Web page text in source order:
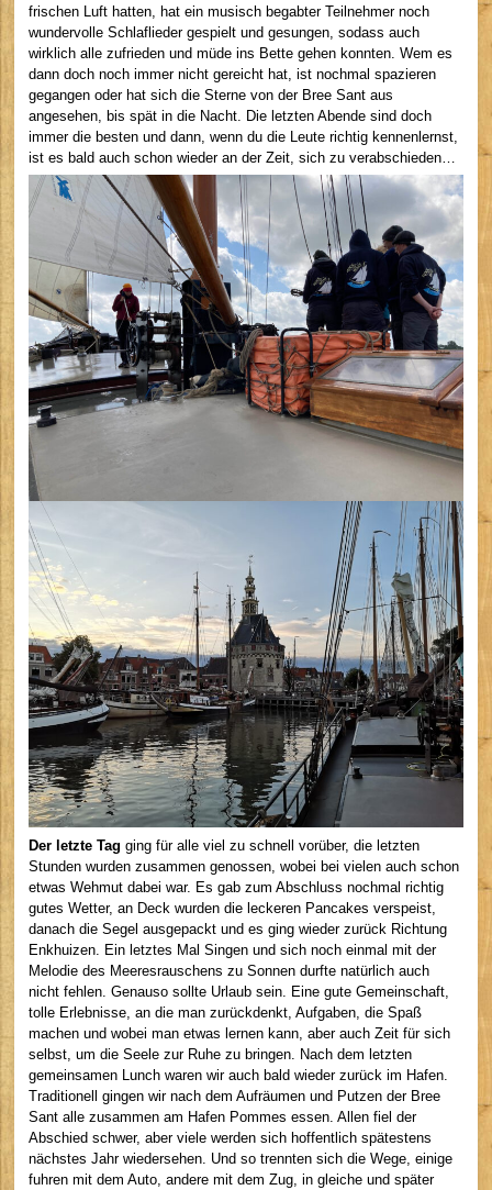
frischen Luft hatten, hat ein musisch begabter Teilnehmer noch
wundervolle Schlaflieder gespielt und gesungen, sodass auch
wirklich alle zufrieden und müde ins Bette gehen konnten. Wem es
dann doch noch immer nicht gereicht hat, ist nochmal spazieren
gegangen oder hat sich die Sterne von der Bree Sant aus
angesehen, bis spät in die Nacht. Die letzten Abende sind doch
immer die besten und dann, wenn du die Leute richtig kennenlernst,
ist es bald auch schon wieder an der Zeit, sich zu verabschieden…
Der letzte Tag ging für alle viel zu schnell vorüber, die letzten
Stunden wurden zusammen genossen, wobei bei vielen auch schon
etwas Wehmut dabei war. Es gab zum Abschluss nochmal richtig
gutes Wetter, an Deck wurden die leckeren Pancakes verspeist,
danach die Segel ausgepackt und es ging wieder zurück Richtung
Enkhuizen. Ein letztes Mal Singen und sich noch einmal mit der
Melodie des Meeresrauschens zu Sonnen durfte natürlich auch
nicht fehlen. Genauso sollte Urlaub sein. Eine gute Gemeinschaft,
tolle Erlebnisse, an die man zurückdenkt, Aufgaben, die Spaß
machen und wobei man etwas lernen kann, aber auch Zeit für sich
selbst, um die Seele zur Ruhe zu bringen. Nach dem letzten
gemeinsamen Lunch waren wir auch bald wieder zurück im Hafen.
Traditionell gingen wir nach dem Aufräumen und Putzen der Bree
Sant alle zusammen am Hafen Pommes essen. Allen fiel der
Abschied schwer, aber viele werden sich hoffentlich spätestens
nächstes Jahr wiedersehen. Und so trennten sich die Wege, einige
fuhren mit dem Auto, andere mit dem Zug, in gleiche und später